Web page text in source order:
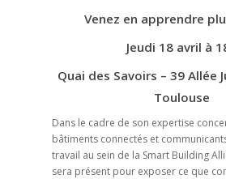
Venez en apprendre
Jeudi 18 avril à
Quai des Savoirs – 39 Allée
Toulouse
Dans le cadre de son expertise
bâtiments connectés et
travail au sein de la Smart Building
sera présent pour exposer ce que